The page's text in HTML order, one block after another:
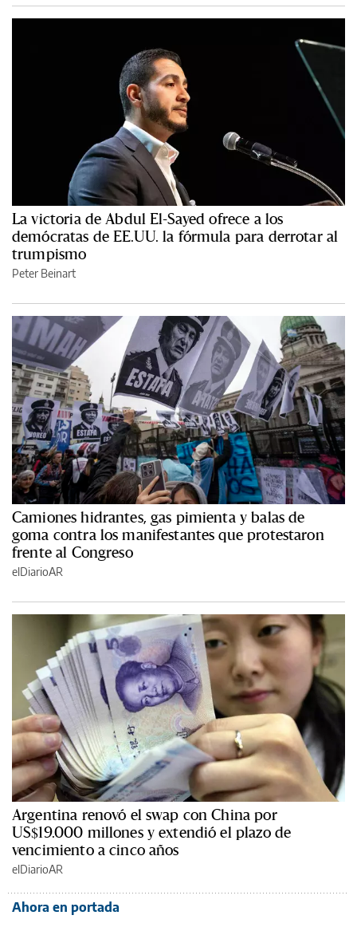
La victoria de Abdul El-Sayed ofrece a los
demócratas de EE.UU. la fórmula para derrotar al
trumpismo
Peter Beinart
Camiones hidrantes, gas pimienta y balas de
goma contra los manifestantes que protestaron
frente al Congreso
elDiarioAR
Argentina renovó el swap con China por
US$19.000 millones y extendió el plazo de
vencimiento a cinco años
elDiarioAR
Ahora en portada